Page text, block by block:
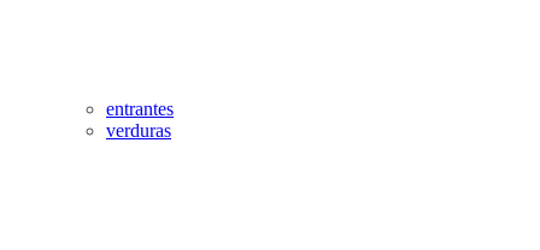
entrantes
verduras